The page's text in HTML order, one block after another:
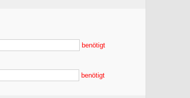
benötigt
benötigt